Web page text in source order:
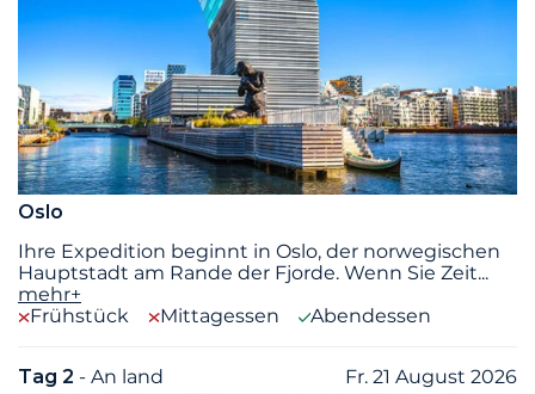
Oslo
Ihre Expedition beginnt in Oslo, der norwegischen
Hauptstadt am Rande der Fjorde. Wenn Sie Zeit...
mehr+
Frühstück
Mittagessen Abendessen
Tag 2 - An land Fr. 21 August 2026